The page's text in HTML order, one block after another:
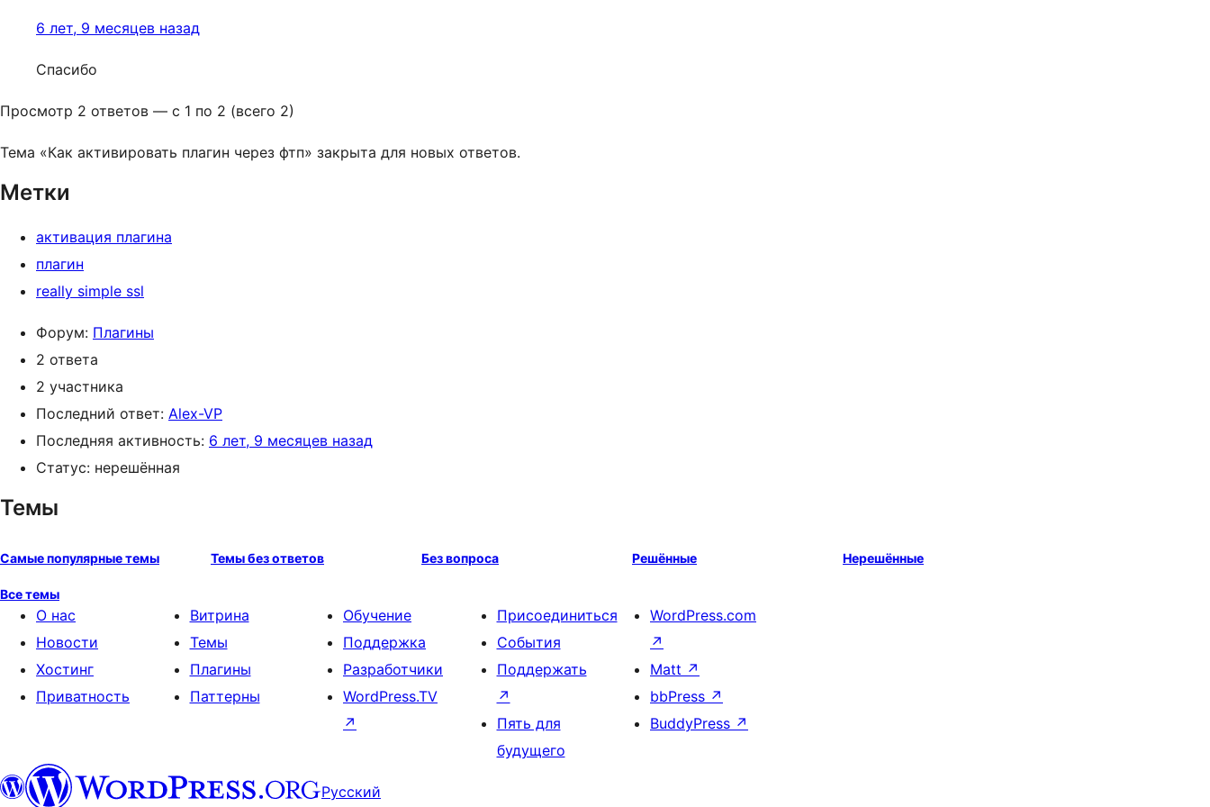
6 лет, 9 месяцев назад
Спасибо
Просмотр 2 ответов — с 1 по 2 (всего 2)
Тема «Как активировать плагин через фтп» закрыта для новых ответов.
Метки
активация плагина
плагин
really simple ssl
Форум: Плагины
2 ответа
2 участника
Последний ответ: Alex-VP
Последняя активность: 6 лет, 9 месяцев назад
Статус: нерешённая
Темы
Самые популярные темы Темы без ответов Без вопроса Решённые Нерешённые
Все темы
О нас
Новости
Хостинг
Приватность
Витрина
Темы
Плагины
Паттерны
Обучение
Поддержка
Разработчики
WordPress.TV
↗
Присоединиться
События
Поддержать
↗
Пять для
будущего
WordPress.com
↗
Matt ↗
bbPress ↗
BuddyPress ↗
Русский